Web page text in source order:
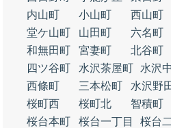
内山町
小山町 西山町
堂ケ山町
山田町 六名町
和無田町
宮妻町 北谷町
四ツ谷町
水沢茶屋町 水沢
西條町
三本松町 水沢野
桜町西
桜町北 智積町
桜台本町
桜台一丁目 桜台